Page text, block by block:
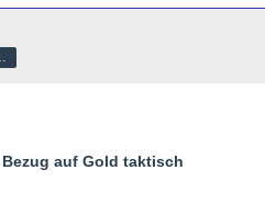
auf Gold taktisch